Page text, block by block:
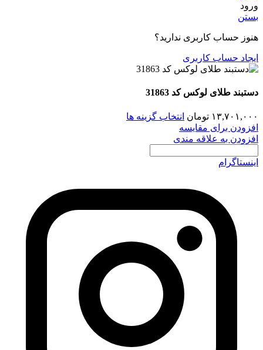
ورود
بستن
هنوز حساب کاربری ندارید؟
ایجاد حساب کاربری
دستبند طلای لوکس کد 31863
۱۳,۷۰۱,۰۰۰ تومان انتخاب گزینه ها
افزودن برای مقایسه
افزودن به علاقه مندی
اینستاگرام